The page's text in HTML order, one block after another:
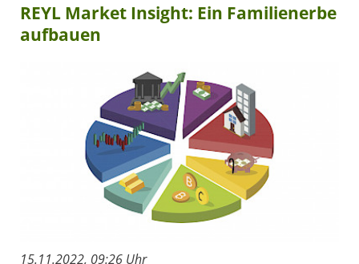
REYL Market Insight: Ein Familienerbe
aufbauen
15.11.2022, 09:26 Uhr